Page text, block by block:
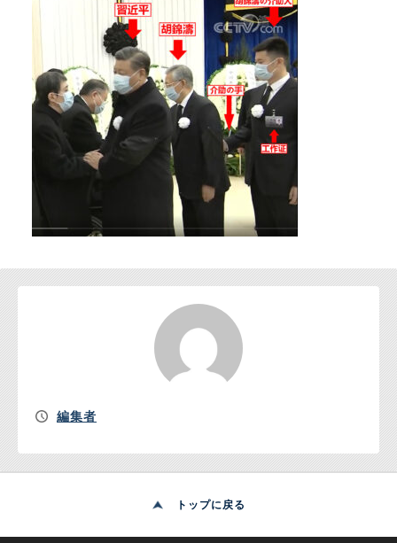
編集者
トップに戻る